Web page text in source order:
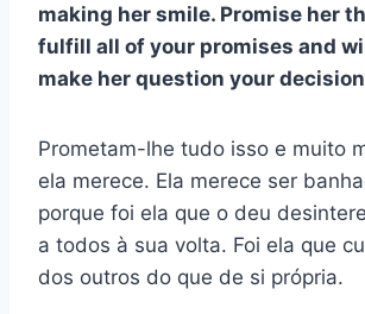
making her smile. Promise her
fulfill all of your promises and
make her question your
Prometam-lhe tudo isso e muito
ela merece. Ela merece ser
porque foi ela que o deu
a todos à sua volta. Foi ela que
dos outros do que de si própria.